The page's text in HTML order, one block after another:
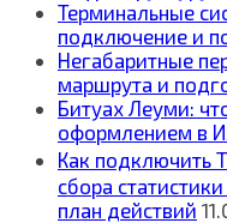
Терминальные
подключение и
Негабаритные
маршрута и
Битуах Леуми:
оформлением в
Как подключить
сбора
план действий